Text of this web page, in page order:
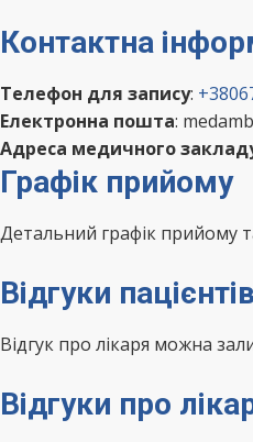
Контактна
Телефон для запису:
Електронна пошта:
Адреса медичного
Графік прийому
Детальний графік прийому
Відгуки
Відгук про лікаря можна
Відгуки про